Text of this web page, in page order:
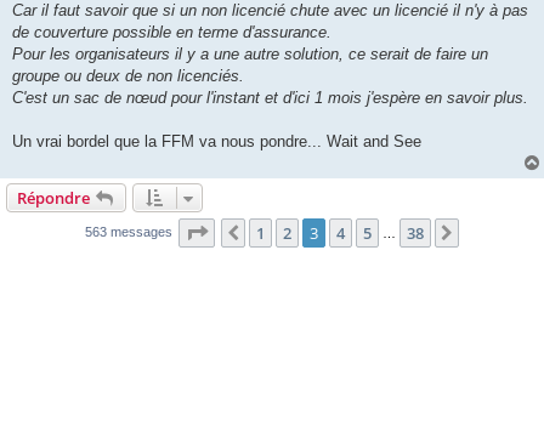
Car il faut savoir que si un non licencié chute avec un licencié il n'y à pas
de couverture possible en terme d'assurance.
Pour les organisateurs il y a une autre solution, ce serait de faire un
groupe ou deux de non licenciés.
C'est un sac de nœud pour l'instant et d'ici 1 mois j'espère en savoir plus.
Un vrai bordel que la FFM va nous pondre... Wait and See
Répondre
563 messages Page sur38
Précédente
1 2 3 4 5 38